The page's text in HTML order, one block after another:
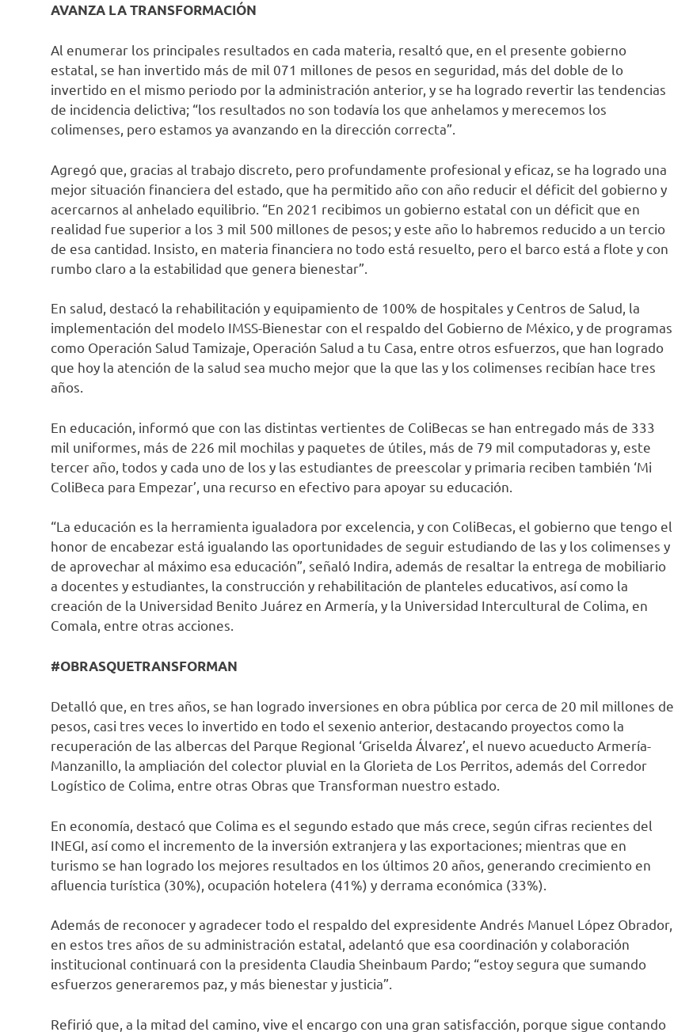
AVANZA LA TRANSFORMACIÓN
Al enumerar los principales resultados en cada materia, resaltó que, en el presente gobierno
estatal, se han invertido más de mil 071 millones de pesos en seguridad, más del doble de lo
invertido en el mismo periodo por la administración anterior, y se ha logrado revertir las tendencias
de incidencia delictiva; “los resultados no son todavía los que anhelamos y merecemos los
colimenses, pero estamos ya avanzando en la dirección correcta”.
Agregó que, gracias al trabajo discreto, pero profundamente profesional y eficaz, se ha logrado una
mejor situación financiera del estado, que ha permitido año con año reducir el déficit del gobierno y
acercarnos al anhelado equilibrio. “En 2021 recibimos un gobierno estatal con un déficit que en
realidad fue superior a los 3 mil 500 millones de pesos; y este año lo habremos reducido a un tercio
de esa cantidad. Insisto, en materia financiera no todo está resuelto, pero el barco está a flote y con
rumbo claro a la estabilidad que genera bienestar”.
En salud, destacó la rehabilitación y equipamiento de 100% de hospitales y Centros de Salud, la
implementación del modelo IMSS-Bienestar con el respaldo del Gobierno de México, y de programas
como Operación Salud Tamizaje, Operación Salud a tu Casa, entre otros esfuerzos, que han logrado
que hoy la atención de la salud sea mucho mejor que la que las y los colimenses recibían hace tres
años.
En educación, informó que con las distintas vertientes de ColiBecas se han entregado más de 333
mil uniformes, más de 226 mil mochilas y paquetes de útiles, más de 79 mil computadoras y, este
tercer año, todos y cada uno de los y las estudiantes de preescolar y primaria reciben también ‘Mi
ColiBeca para Empezar’, una recurso en efectivo para apoyar su educación.
“La educación es la herramienta igualadora por excelencia, y con ColiBecas, el gobierno que tengo el
honor de encabezar está igualando las oportunidades de seguir estudiando de las y los colimenses y
de aprovechar al máximo esa educación”, señaló Indira, además de resaltar la entrega de mobiliario
a docentes y estudiantes, la construcción y rehabilitación de planteles educativos, así como la
creación de la Universidad Benito Juárez en Armería, y la Universidad Intercultural de Colima, en
Comala, entre otras acciones.
#OBRASQUETRANSFORMAN
Detalló que, en tres años, se han logrado inversiones en obra pública por cerca de 20 mil millones de
pesos, casi tres veces lo invertido en todo el sexenio anterior, destacando proyectos como la
recuperación de las albercas del Parque Regional ‘Griselda Álvarez’, el nuevo acueducto Armería-
Manzanillo, la ampliación del colector pluvial en la Glorieta de Los Perritos, además del Corredor
Logístico de Colima, entre otras Obras que Transforman nuestro estado.
En economía, destacó que Colima es el segundo estado que más crece, según cifras recientes del
INEGI, así como el incremento de la inversión extranjera y las exportaciones; mientras que en
turismo se han logrado los mejores resultados en los últimos 20 años, generando crecimiento en
afluencia turística (30%), ocupación hotelera (41%) y derrama económica (33%).
Además de reconocer y agradecer todo el respaldo del expresidente Andrés Manuel López Obrador,
en estos tres años de su administración estatal, adelantó que esa coordinación y colaboración
institucional continuará con la presidenta Claudia Sheinbaum Pardo; “estoy segura que sumando
esfuerzos generaremos paz, y más bienestar y justicia”.
Refirió que, a la mitad del camino, vive el encargo con una gran satisfacción, porque sigue contando